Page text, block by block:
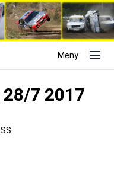
Meny
7 2017